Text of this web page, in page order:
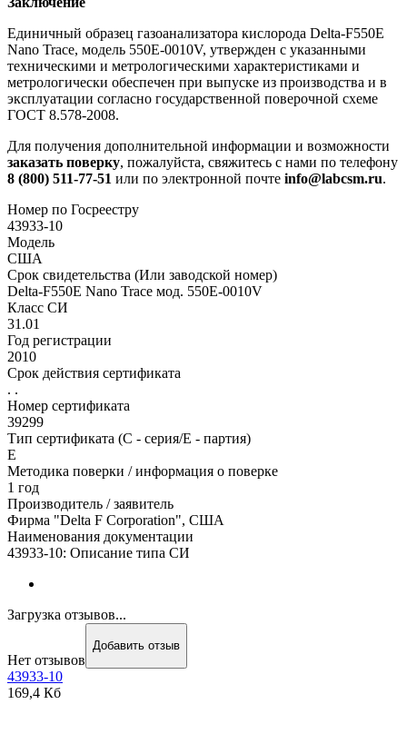
Единичный образец газоанализатора кислорода Delta-F550E
Nano Trace, модель 550E-0010V, утвержден с указанными
техническими и метрологическими характеристиками и
метрологически обеспечен при выпуске из производства и в
эксплуатации согласно государственной поверочной схеме
ГОСТ 8.578-2008.
Для получения дополнительной информации и возможности
заказать поверку, пожалуйста, свяжитесь с нами по телефону
8 (800) 511-77-51 или по электронной почте info@labcsm.ru.
Номер по Госреестру
43933-10
Модель
США
Срок свидетельства (Или заводской номер)
Delta-F550E Nano Trace мод. 550E-0010V
Класс СИ
31.01
Год регистрации
2010
Срок действия сертификата
. .
Номер сертификата
39299
Тип сертификата (C - серия/E - партия)
Е
Методика поверки / информация о поверке
1 год
Производитель / заявитель
Фирма "Delta F Corporation", США
Наименования документации
43933-10: Описание типа СИ
Загрузка отзывов...
Нет отзывов
Добавить отзыв
43933-10
169,4 Кб